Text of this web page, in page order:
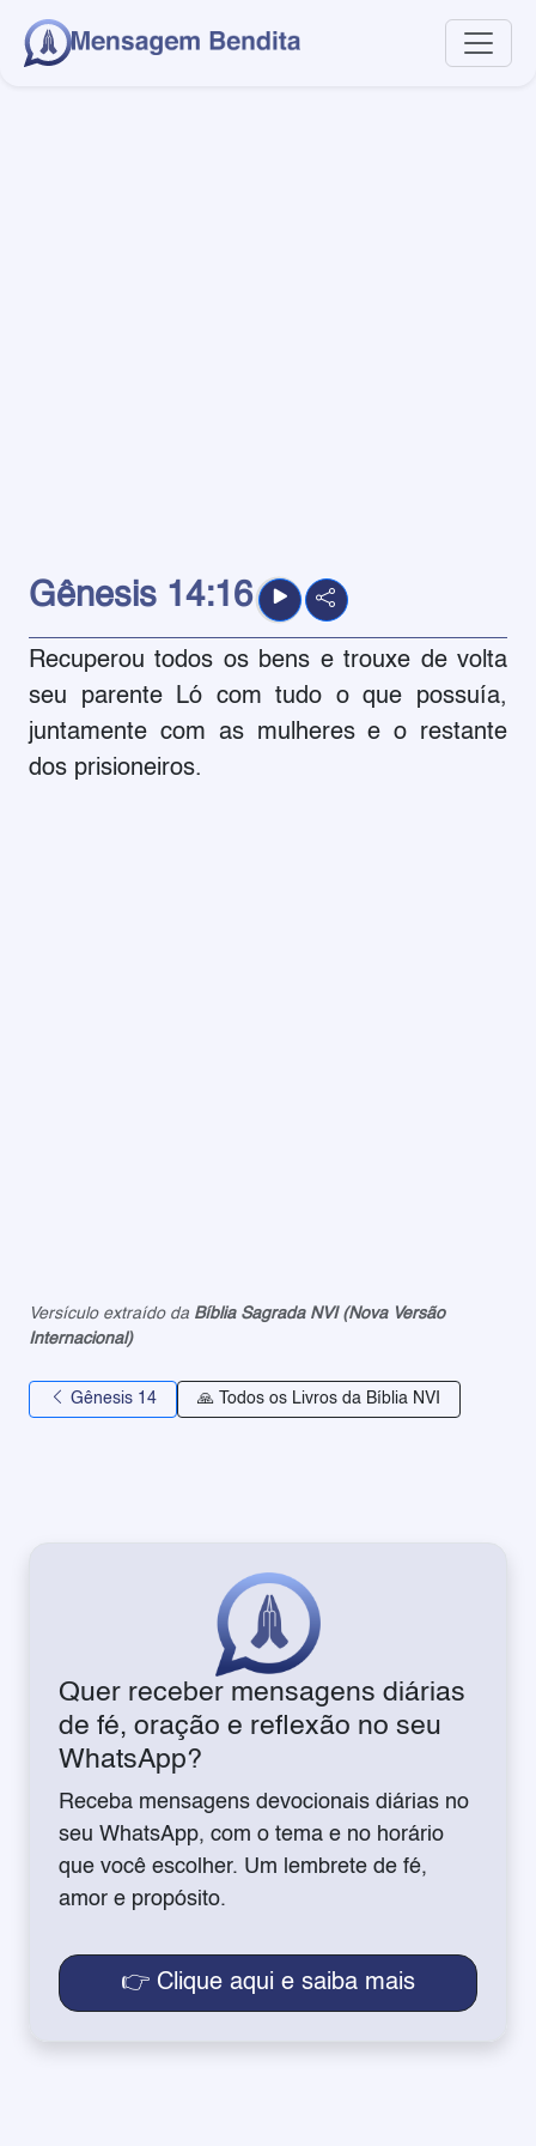
Gênesis 14:16
Recuperou todos os bens e trouxe de volta
seu parente Ló com tudo o que possuía,
juntamente com as mulheres e o restante
dos prisioneiros.
Versículo extraído da Bíblia Sagrada NVI (Nova Versão
Internacional)
Gênesis 14 🙏 Todos os Livros da Bíblia NVI
Quer receber mensagens diárias
de fé, oração e reflexão no seu
WhatsApp?
Receba mensagens devocionais diárias no
seu WhatsApp, com o tema e no horário
que você escolher. Um lembrete de fé,
amor e propósito.
👉 Clique aqui e saiba mais